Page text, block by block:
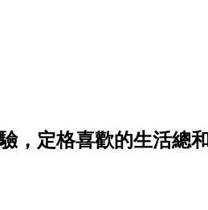
，定格喜歡的生活總和